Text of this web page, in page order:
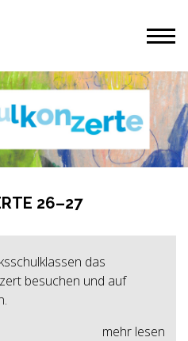
26–27
das
besuchen und auf
mehr lesen